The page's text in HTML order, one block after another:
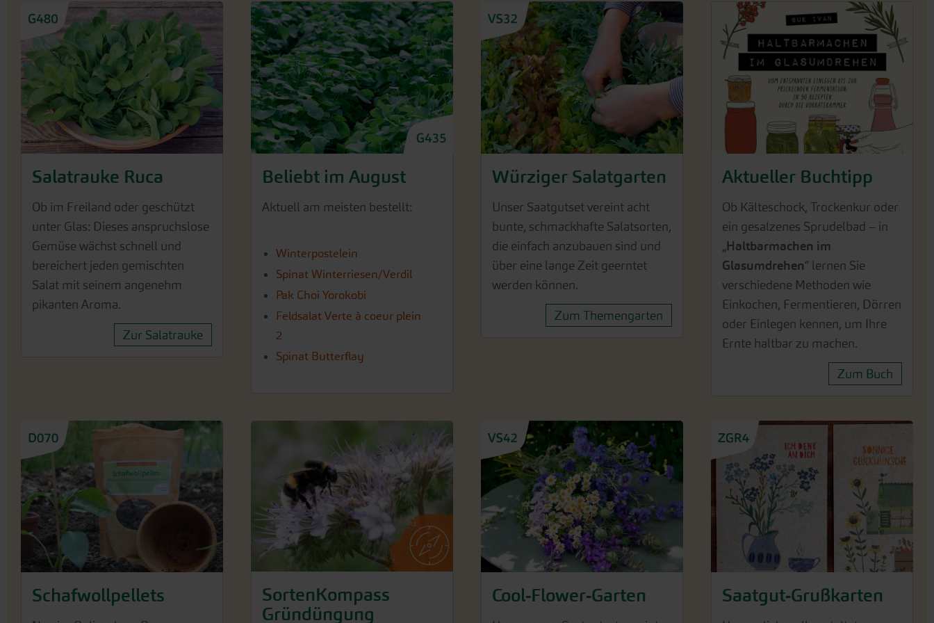
Salatrauke Ruca
Ob im Freiland oder geschützt
unter Glas: Dieses anspruchslose
Gemüse wächst schnell und
bereichert jeden gemischten
Salat mit seinem angenehm
pikanten Aroma.
Zur Salatrauke
Beliebt im August
Aktuell am meisten bestellt:
Winterpostelein
Spinat Winterriesen/Verdil
Pak Choi Yorokobi
Feldsalat Verte à coeur plein
2
Spinat Butterflay
Würziger Salatgarten
Unser Saatgutset vereint acht
bunte, schmackhafte Salatsorten,
die einfach anzubauen sind und
über eine lange Zeit geerntet
werden können.
Zum Themengarten
Aktueller Buchtipp
Ob Kälteschock, Trockenkur oder
ein gesalzenes Sprudelbad – in
„Haltbarmachen im
Glasumdrehen“ lernen Sie
verschiedene Methoden wie
Einkochen, Fermentieren, Dörren
oder Einlegen kennen, um Ihre
Ernte haltbar zu machen.
Zum Buch
Schafwollpellets
SortenKompass
Gründüngung
Cool-Flower-Garten Saatgut-Grußkarten